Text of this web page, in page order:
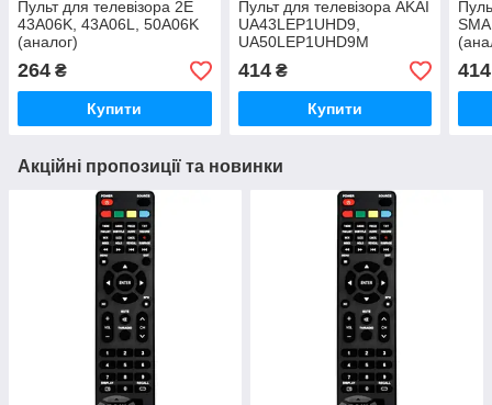
Пульт для телевізора 2E
43A06K, 43A06L, 50A06K
(аналог)
264 ₴
Купити
Пульт для телевізора AKAI
UA43LEP1UHD9,
UA50LEP1UHD9M
(аналог)
414₴
Купити
414
Акційні пропозиції та новинки